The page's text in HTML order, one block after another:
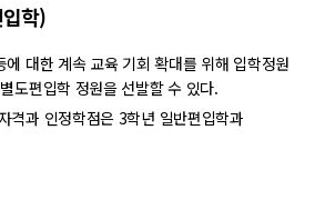
학)
대한 계속 교육 기회 확대를 위해 입학정원
도편입학 정원을 선발할 수 있다.
과 인정학점은 3학년 일반편입학과